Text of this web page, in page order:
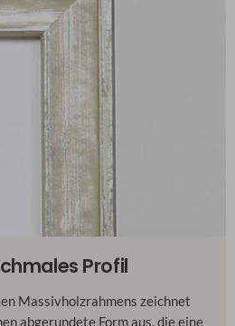
Profil
Massivholzrahmens zeichnet
abgerundete Form aus, die eine